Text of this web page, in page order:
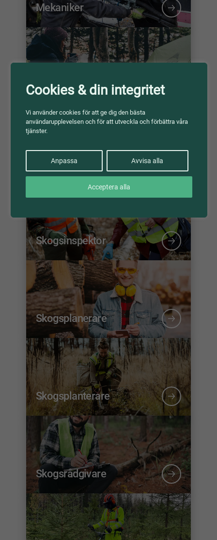
Cookies & din integritet
Vi använder cookies för att ge dig den bästa
användarupplevelsen och för att utveckla och förbättra våra
tjänster.
Anpassa Avvisa alla
Acceptera alla
Mekaniker
Natur- och ekoturism
Platskolearbete
Skogsinspektor
Skogsplanerare
Skogsplanterare
Skogsrådgivare